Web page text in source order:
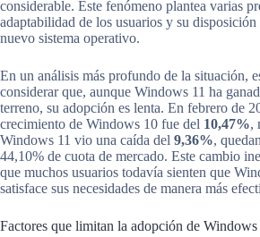
considerable. Este fenómeno plantea varias
adaptabilidad de los usuarios y su disposición
nuevo sistema operativo.
En un análisis más profundo de la situación,
considerar que, aunque Windows 11 ha
terreno, su adopción es lenta. En febrero de
crecimiento de Windows 10 fue del 10,47%,
Windows 11 vio una caída del 9,36%,
44,10% de cuota de mercado. Este cambio
que muchos usuarios todavía sienten que
satisface sus necesidades de manera más
Factores que limitan la adopción de Windows